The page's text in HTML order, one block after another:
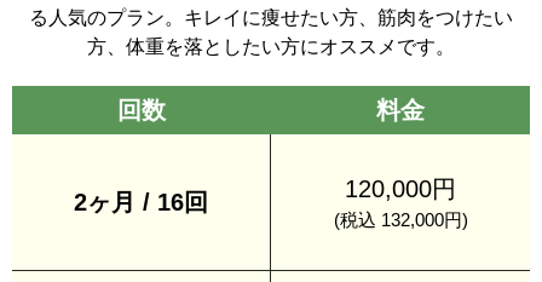
る人気のプラン。キレイに痩せたい方、筋肉をつけたい
方、体重を落としたい方にオススメです。
回数 料金
2ヶ月 / 16回 120,000円
(税込 132,000円)